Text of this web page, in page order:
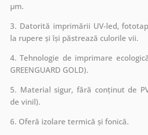
µm.
3. Datorită imprimării UV-led,
la rupere și își păstrează culorile vii.
4. Tehnologie de imprimare
GREENGUARD GOLD).
5. Material sigur, fără conținut de
de vinil).
6. Oferă izolare termică și fonică.